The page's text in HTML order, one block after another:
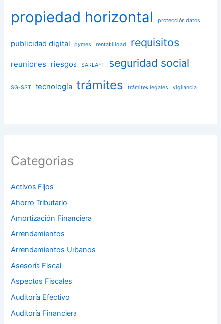
propiedad horizontal protección datos
publicidad digital pymes rentabilidad requisitos
reuniones riesgos SARLAFT seguridad social
SG-SST tecnología trámites trámites legales vigilancia
Categorias
Activos Fijos
Ahorro Tributario
Amortización Financiera
Arrendamientos
Arrendamientos Urbanos
Asesoría Fiscal
Aspectos Fiscales
Auditoría Efectivo
Auditoría Financiera